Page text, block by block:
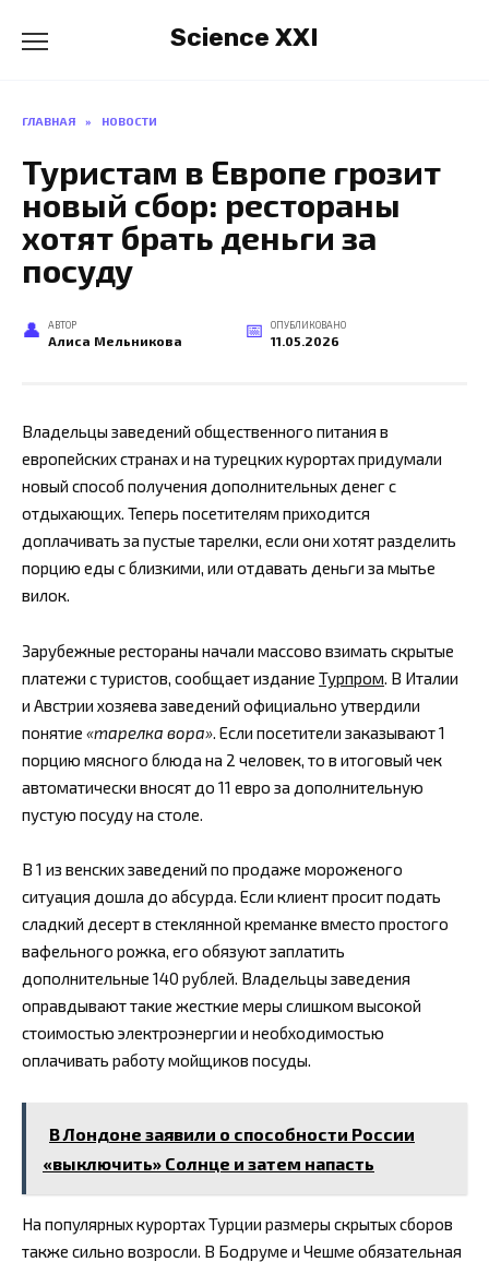
содержанию
Science XXI
ГЛАВНАЯ » НОВОСТИ
Туристам в Европе грозит
новый сбор: рестораны
хотят брать деньги за
посуду
АВТОР
Алиса Мельникова
ОПУБЛИКОВАНО
11.05.2026
Владельцы заведений общественного питания в
европейских странах и на турецких курортах придумали
новый способ получения дополнительных денег с
отдыхающих. Теперь посетителям приходится
доплачивать за пустые тарелки, если они хотят разделить
порцию еды с близкими, или отдавать деньги за мытье
вилок.
Зарубежные рестораны начали массово взимать скрытые
платежи с туристов, сообщает издание Турпром . В Италии
и Австрии хозяева заведений официально утвердили
понятие «тарелка вора» . Если посетители заказывают 1
порцию мясного блюда на 2 человек, то в итоговый чек
автоматически вносят до 11 евро за дополнительную
пустую посуду на столе.
В 1 из венских заведений по продаже мороженого
ситуация дошла до абсурда. Если клиент просит подать
сладкий десерт в стеклянной креманке вместо простого
вафельного рожка, его обязуют заплатить
дополнительные 140 рублей. Владельцы заведения
оправдывают такие жесткие меры слишком высокой
стоимостью электроэнергии и необходимостью
оплачивать работу мойщиков посуды.
В Лондоне заявили о способности России
«выключить» Солнце и затем напасть
На популярных курортах Турции размеры скрытых сборов
также сильно возросли. В Бодруме и Чешме обязательная